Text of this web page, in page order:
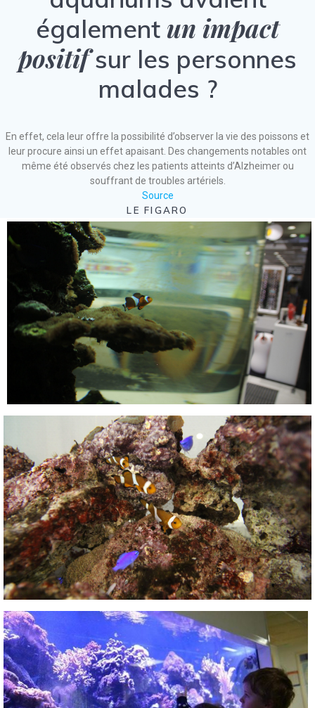
également un impact
positifsur les personnes
malades ?
En effet, cela leur offre la possibilité d’observer la vie des poissons et
leur procure ainsi un effet apaisant. Des changements notables ont
même été observés chez les patients atteints d’Alzheimer ou
souffrant de troubles artériels.
Source
LE FIGARO